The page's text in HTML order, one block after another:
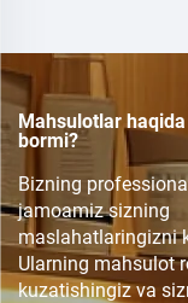
Mahsulotlar
bormi?
Bizning
jamoamiz sizning
maslahatlaringizni
Ularning mahsulot
kuzatishingiz va